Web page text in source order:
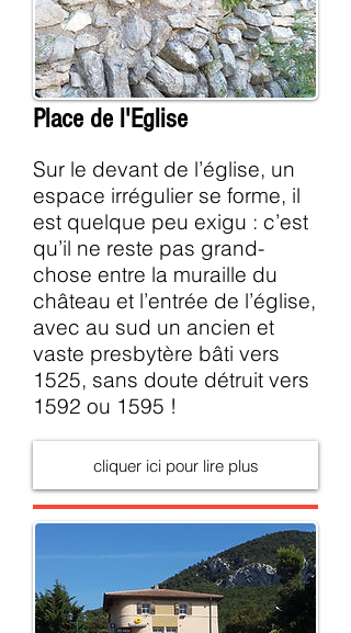
Place de l'Eglise
Sur le devant de l’église, un
espace irrégulier se forme, il
est quelque peu exigu : c’est
qu’il ne reste pas grand-
chose entre la muraille du
château et l’entrée de l’église,
avec au sud un ancien et
vaste presbytère bâti vers
1525, sans doute détruit vers
1592 ou 1595 !
cliquer ici pour lire plus